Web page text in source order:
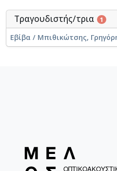
Τραγουδιστής/τρια 1
Εβίβα / Μπιθικώτσης,